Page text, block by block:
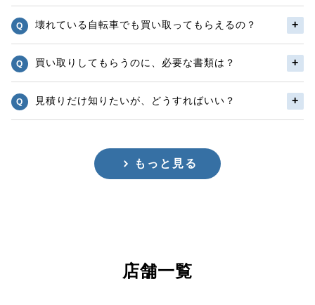
壊れている自転車でも買い取ってもらえるの？
買い取りしてもらうのに、必要な書類は？
見積りだけ知りたいが、どうすればいい？
もっと見る
店舗一覧